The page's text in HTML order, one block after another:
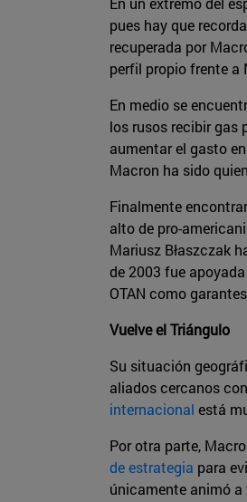
pues hay que
recuperada por
perfil propio frente a
En medio se
los rusos recibir gas
aumentar el gasto
Macron ha sido
Finalmente
alto de pro-
Mariusz Błaszczak
de 2003 fue
OTAN como
Vuelve el Triángulo
Su situación
aliados cercanos
internacional está
Por otra parte,
de estrategia para
únicamente animó a